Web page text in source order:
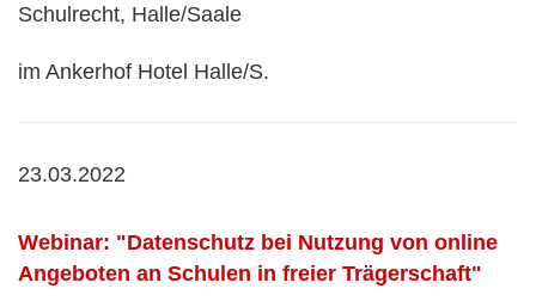
Schulrecht, Halle/Saale
im Ankerhof Hotel Halle/S.
23.03.2022
Webinar: "Datenschutz bei Nutzung von online
Angeboten an Schulen in freier Trägerschaft"